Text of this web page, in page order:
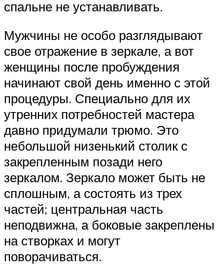
спальне не устанавливать.
Мужчины не особо разглядывают
свое отражение в зеркале, а вот
женщины после пробуждения
начинают свой день именно с этой
процедуры. Специально для их
утренних потребностей мастера
давно придумали трюмо. Это
небольшой низенький столик с
закрепленным позади него
зеркалом. Зеркало может быть не
сплошным, а состоять из трех
частей; центральная часть
неподвижна, а боковые закреплены
на створках и могут
поворачиваться.